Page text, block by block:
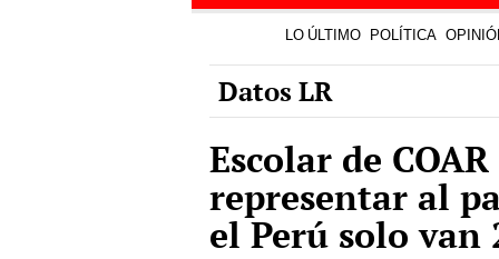
LO ÚLTIMO POLÍTICA
Datos LR
Escolar de
representar al
el Perú solo van